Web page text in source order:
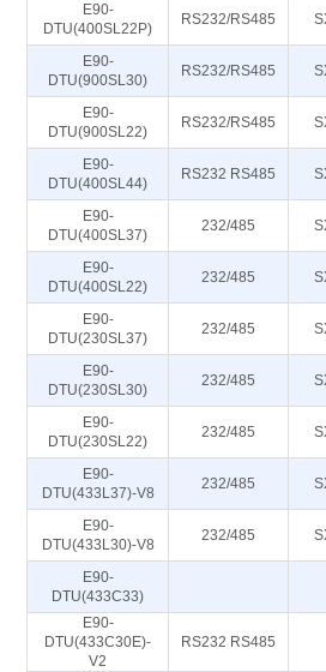
E90-
DTU(400SL22P)
RS232/RS485
E90-
DTU(900SL30)
RS232/RS485
E90-
DTU(900SL22)
RS232/RS485
E90-
DTU(400SL44)
RS232 RS485
E90-
DTU(400SL37)
232/485
E90-
DTU(400SL22)
232/485
E90-
DTU(230SL37)
232/485
E90-
DTU(230SL30)
232/485
E90-
DTU(230SL22)
232/485
E90-
DTU(433L37)-V8
232/485
E90-
DTU(433L30)-V8
232/485
E90-
DTU(433C33)
E90-
DTU(433C30E)-
V2
RS232 RS485